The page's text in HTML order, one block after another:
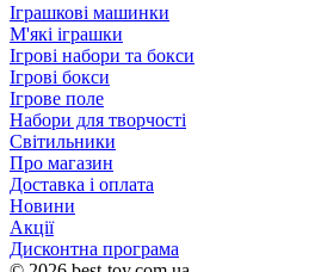
Іграшкові машинки
М'які іграшки
Ігрові набори та бокси
Ігрові бокси
Ігрове поле
Набори для творчості
Світильники
Про магазин
Доставка і оплата
Новини
Акції
Дисконтна програма